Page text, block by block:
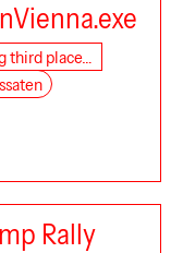
third place…
Rally